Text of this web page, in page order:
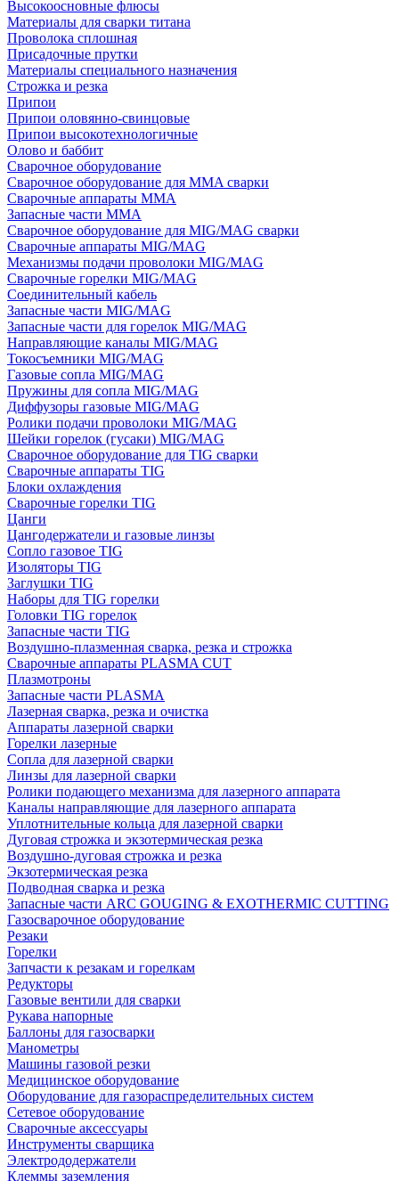
Высокоосновные флюсы
Материалы для сварки титана
Проволока сплошная
Присадочные прутки
Материалы специального назначения
Строжка и резка
Припои
Припои оловянно-свинцовые
Припои высокотехнологичные
Олово и баббит
Сварочное оборудование
Сварочное оборудование для MMA сварки
Сварочные аппараты MMA
Запасные части MMA
Сварочное оборудование для MIG/MAG сварки
Сварочные аппараты MIG/MAG
Механизмы подачи проволоки MIG/MAG
Сварочные горелки MIG/MAG
Соединительный кабель
Запасные части MIG/MAG
Запасные части для горелок MIG/MAG
Направляющие каналы MIG/MAG
Токосъемники MIG/MAG
Газовые сопла MIG/MAG
Пружины для сопла MIG/MAG
Диффузоры газовые MIG/MAG
Ролики подачи проволоки MIG/MAG
Шейки горелок (гусаки) MIG/MAG
Сварочное оборудование для TIG сварки
Сварочные аппараты TIG
Блоки охлаждения
Сварочные горелки TIG
Цанги
Цангодержатели и газовые линзы
Сопло газовое TIG
Изоляторы TIG
Заглушки TIG
Наборы для TIG горелки
Головки TIG горелок
Запасные части TIG
Воздушно-плазменная сварка, резка и строжка
Сварочные аппараты PLASMA CUT
Плазмотроны
Запасные части PLASMA
Лазерная сварка, резка и очистка
Аппараты лазерной сварки
Горелки лазерные
Сопла для лазерной сварки
Линзы для лазерной сварки
Ролики подающего механизма для лазерного аппарата
Каналы направляющие для лазерного аппарата
Уплотнительные кольца для лазерной сварки
Дуговая строжка и экзотермическая резка
Воздушно-дуговая строжка и резка
Экзотермическая резка
Подводная сварка и резка
Запасные части ARC GOUGING & EXOTHERMIC CUTTING
Газосварочное оборудование
Резаки
Горелки
Запчасти к резакам и горелкам
Редукторы
Газовые вентили для сварки
Рукава напорные
Баллоны для газосварки
Манометры
Машины газовой резки
Медицинское оборудование
Оборудование для газораспределительных систем
Сетевое оборудование
Сварочные аксессуары
Инструменты сварщика
Электрододержатели
Клеммы заземления